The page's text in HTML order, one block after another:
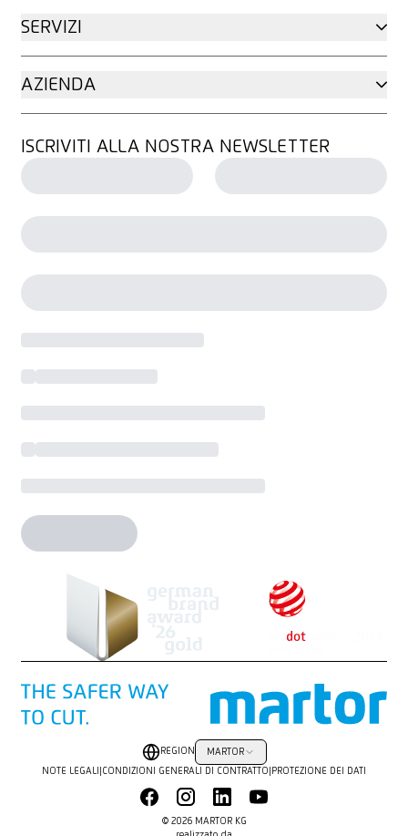
SERVIZI
AZIENDA
ISCRIVITI ALLA NOSTRA NEWSLETTER
© 2026 MARTOR KG
REGION MARTOR
NOTE LEGALI CONDIZIONI GENERALI DI CONTRATTO PROTEZIONE DEI DATI